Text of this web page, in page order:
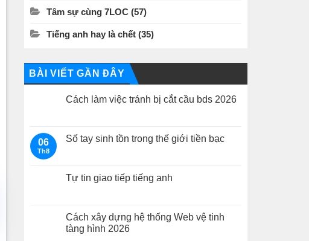
Tâm sự cùng 7LOC (57)
Tiếng anh hay là chết (35)
BÀI VIẾT GẦN ĐÂY
Cách làm việc tránh bị cắt cầu bds 2026
luận
ở
tránh
bị
2026
06
Th8
Số tay sinh tồn trong thế giới tiền bạc
luận
ở
tồn
trong
thế
Tự tin giao tiếp tiếng anh
luận
ở
Tự
Cách xây dựng hệ thống Web vệ tinh
tàng hình 2026